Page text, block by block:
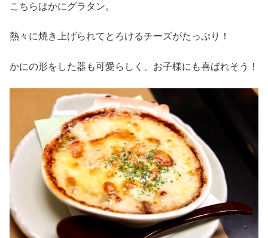
こちらはかにグラタン。
熱々に焼き上げられてとろけるチーズがたっぷり！
かにの形をした器も可愛らしく、お子様にも喜ばれそう！